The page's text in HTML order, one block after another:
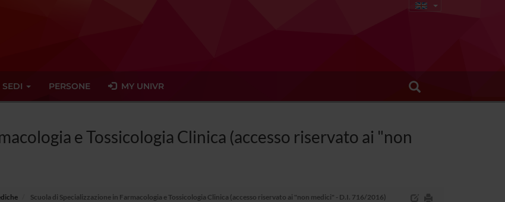
SEDI PERSONE MY UNIVR
e Tossicologia Clinica (accesso riservato ai "non
Scuola di Specializzazione in Farmacologia e Tossicologia Clinica (accesso riservato ai "non medici" - D.I. 716/2016)